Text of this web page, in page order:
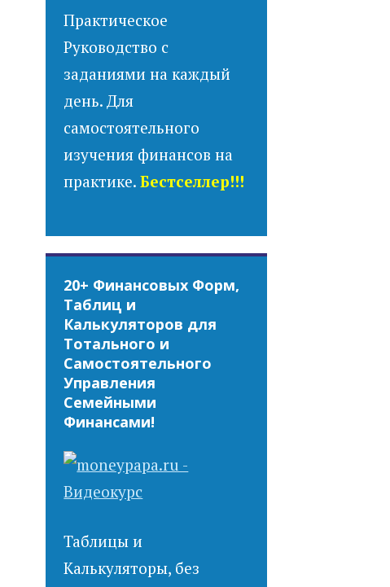
Практическое
Руководство с
заданиями на каждый
день. Для
самостоятельного
изучения финансов на
практике.Бестселлер!!!
20+ Финансовых Форм,
Таблиц и
Калькуляторов для
Тотального и
Самостоятельного
Управления
Семейными
Финансами!
Таблицы и
Калькуляторы, без